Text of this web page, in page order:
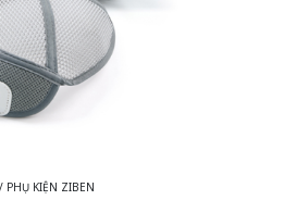
/ PHỤ KIỆN ZIBEN